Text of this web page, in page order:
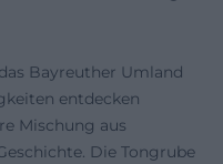
Bayreuther Umland
entdecken
Mischung aus
Die Tongrube